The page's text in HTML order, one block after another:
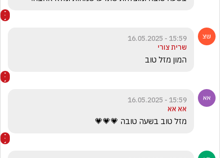
15:59 - 16.05.2025
שרית צורי
המון מזל טוב
15:59 - 16.05.2025
אא אא
מזל טוב בשעה טובה 💗💗💗